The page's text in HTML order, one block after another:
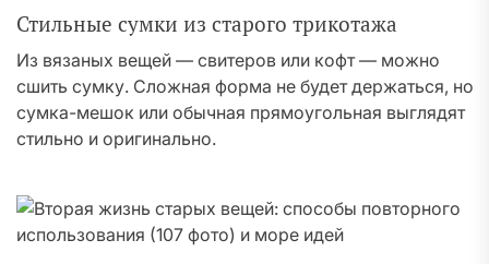
Стильные сумки из старого трикотажа
Из вязаных вещей — свитеров или кофт — можно
сшить сумку. Сложная форма не будет держаться, но
сумка-мешок или обычная прямоугольная выглядят
стильно и оригинально.